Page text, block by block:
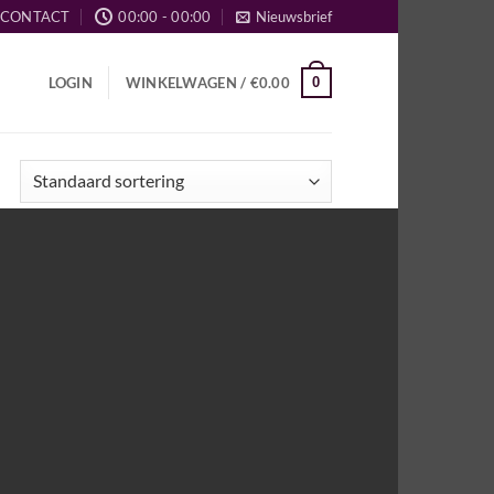
CONTACT 00:00 - 00:00 Nieuwsbrief
LOGIN WINKELWAGEN / €0.00 0